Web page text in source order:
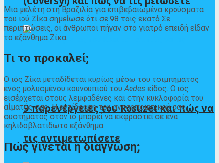
9 παρενέργειες του Rosuzet και πώς να
τις αντιμετωπίσετε
Μια μελέτη στη Βραζιλία για επιβεβαιωμένα κρούσματα
του ιού Ζίκα σημείωσε ότι σε 98 τοις εκατό Σε
περιπτώσεις, οι άνθρωποι πήγαν στο γιατρό επειδή είδαν
το εξάνθημα Ζίκα.
Τι το προκαλεί;
Ο ιός Ζίκα μεταδίδεται κυρίως μέσω του τσιμπήματος
ενός μολυσμένου κουνουπιού τουAedes είδος. Ο ιός
εισέρχεται στους λεμφαδένες και στην κυκλοφορία του
αίματός σας. Η αντίδραση του ανοσοποιητικού σας
συστήματος στον ιό μπορεί να εκφραστεί σε ένα
κηλιδοβλατιδωτό εξάνθημα.
Πώς γίνεται η διάγνωση;